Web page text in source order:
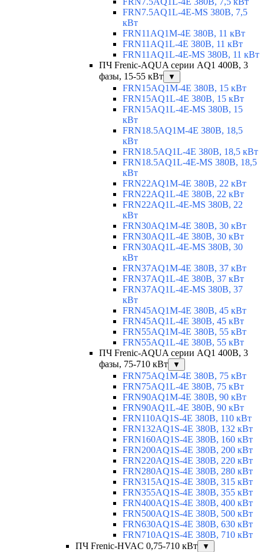
FRN7.5AQ1L-4E-MS 380В, 7,5
кВт
FRN11AQ1M-4E 380В, 11 кВт
FRN11AQ1L-4E 380В, 11 кВт
FRN11AQ1L-4E-MS 380В, 11 кВт
ПЧ Frenic-AQUA серии AQ1 400В, 3
фазы, 15-55 кВт
▼
FRN15AQ1M-4E 380В, 15 кВт
FRN15AQ1L-4E 380В, 15 кВт
FRN15AQ1L-4E-MS 380В, 15
кВт
FRN18.5AQ1M-4E 380В, 18,5
кВт
FRN18.5AQ1L-4E 380В, 18,5 кВт
FRN18.5AQ1L-4E-MS 380В, 18,5
кВт
FRN22AQ1M-4E 380В, 22 кВт
FRN22AQ1L-4E 380В, 22 кВт
FRN22AQ1L-4E-MS 380В, 22
кВт
FRN30AQ1M-4E 380В, 30 кВт
FRN30AQ1L-4E 380В, 30 кВт
FRN30AQ1L-4E-MS 380В, 30
кВт
FRN37AQ1M-4E 380В, 37 кВт
FRN37AQ1L-4E 380В, 37 кВт
FRN37AQ1L-4E-MS 380В, 37
кВт
FRN45AQ1M-4E 380В, 45 кВт
FRN45AQ1L-4E 380В, 45 кВт
FRN55AQ1M-4E 380В, 55 кВт
FRN55AQ1L-4E 380В, 55 кВт
ПЧ Frenic-AQUA серии AQ1 400В, 3
фазы, 75-710 кВт
▼
FRN75AQ1M-4E 380В, 75 кВт
FRN75AQ1L-4E 380В, 75 кВт
FRN90AQ1M-4E 380В, 90 кВт
FRN90AQ1L-4E 380В, 90 кВт
FRN110AQ1S-4E 380В, 110 кВт
FRN132AQ1S-4E 380В, 132 кВт
FRN160AQ1S-4E 380В, 160 кВт
FRN200AQ1S-4E 380В, 200 кВт
FRN220AQ1S-4E 380В, 220 кВт
FRN280AQ1S-4E 380В, 280 кВт
FRN315AQ1S-4E 380В, 315 кВт
FRN355AQ1S-4E 380В, 355 кВт
FRN400AQ1S-4E 380В, 400 кВт
FRN500AQ1S-4E 380В, 500 кВт
FRN630AQ1S-4E 380В, 630 кВт
FRN710AQ1S-4E 380В, 710 кВт
ПЧ Frenic-HVAC 0,75-710 кВт
▼